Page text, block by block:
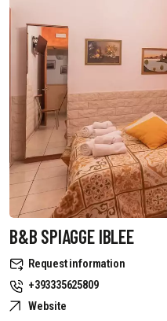
B&B SPIAGGE IBLEE
Request information
+393335625809
Website